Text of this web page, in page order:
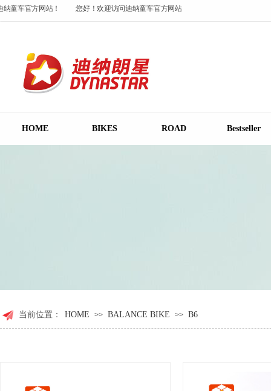
童车官方网站！ 您好！欢迎访问迪纳童车官方网站！
HOME BIKES ROAD Bestseller
当前位置： HOME >> BALANCE BIKE >> B6